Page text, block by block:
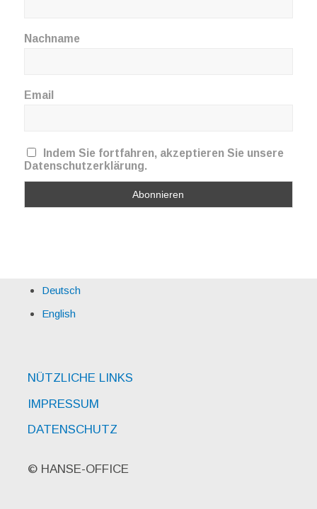
Nachname
Email
Indem Sie fortfahren, akzeptieren Sie unsere
Datenschutzerklärung.
Deutsch
English
NÜTZLICHE LINKS
IMPRESSUM
DATENSCHUTZ
© HANSE-OFFICE